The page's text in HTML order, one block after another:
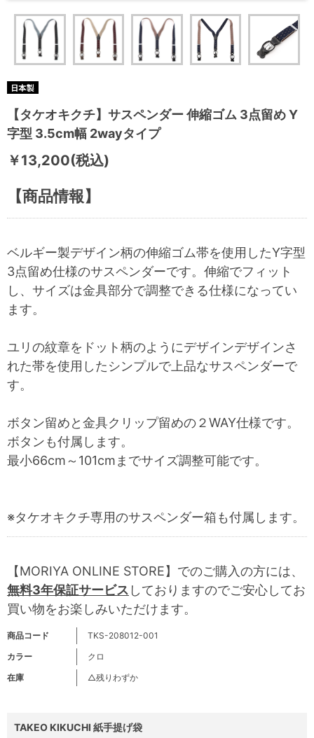
【タケオキクチ】サスペンダー 伸縮ゴム 3点留め Y
字型 3.5cm幅 2wayタイプ
￥13,200(税込)
商品コード
TKS-208012-001
カラー
クロ
在庫
△残りわずか
TAKEO KIKUCHI 紙手提げ袋
【商品情報】
ベルギー製デザイン柄の伸縮ゴム帯を使用したY字型
3点留め仕様のサスペンダーです。 伸縮でフィット
し、サイズは金具部分で調整できる仕様になってい
ます。
ユリの紋章をドット柄のようにデザインデザインさ
れた帯を使用したシンプルで上品なサスペンダーで
す。
ボタン留めと金具クリップ留めの２WAY仕様です。
ボタンも付属します。
最小66cm～101cmまでサイズ調整可能です。
※タケオキクチ専用のサスペンダー箱も付属します。
【MORIYA ONLINE STORE】でのご購入の方には、
無料3年保証サービス しておりますのでご安心してお
買い物をお楽しみいただけます。